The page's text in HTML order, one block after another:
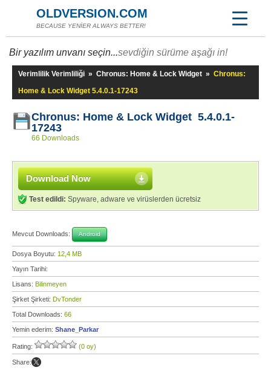
OLDVERSION.COM
BECAUSE YENİER ALWAYS BETTER!
Bir yazılım unvanı seçin...sevdiğin sürüme aşağı in!
Verimlilik Verimliliği » Chronus: Home & Lock Widget » Chronus:
Home & Lock Widget 5.4.0.1-17243
Chronus: Home & Lock Widget 5.4.0.1-
17243
66 Downloads
Download Now
Test edildi: Spyware, adware ve virüslerden ücretsiz
Mevcut Downloads: Android
Dosya Boyutu: 12,4 MB
Yayın Tarihi:
Lisans: Bilinmeyen
Şirket Şirketi: DvTonder
Total Downloads: 66
Yemin ederim: Shane_Parkar
Rating: (0 oy)
Share: